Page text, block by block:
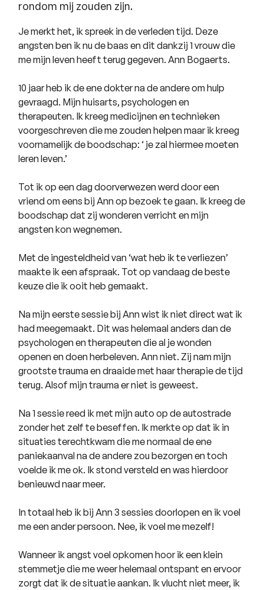
rondom mij zouden zijn.
Je merkt het, ik spreek in de verleden tijd. Deze
angsten ben ik nu de baas en dit dankzij 1 vrouw die
me mijn leven heeft terug gegeven. Ann Bogaerts.
10 jaar heb ik de ene dokter na de andere om hulp
gevraagd. Mijn huisarts, psychologen en
therapeuten. Ik kreeg medicijnen en technieken
voorgeschreven die me zouden helpen maar ik kreeg
voornamelijk de boodschap: ‘ je zal hiermee moeten
leren leven.’
Tot ik op een dag doorverwezen werd door een
vriend om eens bij Ann op bezoek te gaan. Ik kreeg de
boodschap dat zij wonderen verricht en mijn
angsten kon wegnemen.
Met de ingesteldheid van ‘wat heb ik te verliezen’
maakte ik een afspraak. Tot op vandaag de beste
keuze die ik ooit heb gemaakt.
Na mijn eerste sessie bij Ann wist ik niet direct wat ik
had meegemaakt. Dit was helemaal anders dan de
psychologen en therapeuten die al je wonden
openen en doen herbeleven. Ann niet. Zij nam mijn
grootste trauma en draaide met haar therapie de tijd
terug. Alsof mijn trauma er niet is geweest.
Na 1 sessie reed ik met mijn auto op de autostrade
zonder het zelf te beseffen. Ik merkte op dat ik in
situaties terechtkwam die me normaal de ene
paniekaanval na de andere zou bezorgen en toch
voelde ik me ok. Ik stond versteld en was hierdoor
benieuwd naar meer.
In totaal heb ik bij Ann 3 sessies doorlopen en ik voel
me een ander persoon. Nee, ik voel me mezelf!
Wanneer ik angst voel opkomen hoor ik een klein
stemmetje die me weer helemaal ontspant en ervoor
zorgt dat ik de situatie aankan. Ik vlucht niet meer, ik